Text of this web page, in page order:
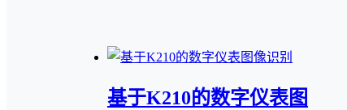
基于K210的数字仪表图